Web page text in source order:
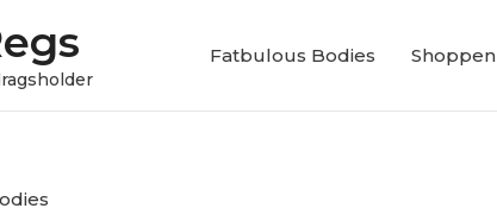
Fatbulous Bodies Shoppen